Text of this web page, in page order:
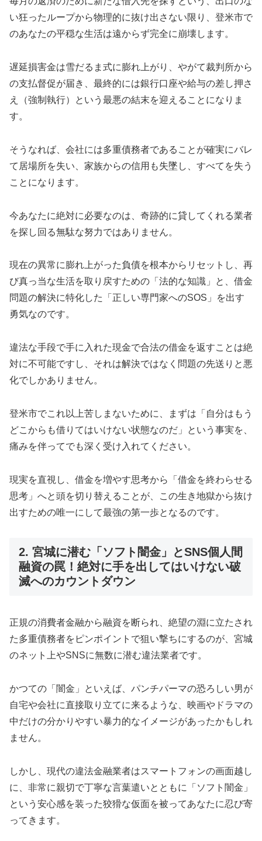
い狂ったループから物理的に抜け出さない限り、登米市で
のあなたの平穏な生活は遠からず完全に崩壊します。
遅延損害金は雪だるま式に膨れ上がり、やがて裁判所から
の支払督促が届き、最終的には銀行口座や給与の差し押さ
え（強制執行）という最悪の結末を迎えることになりま
す。
そうなれば、会社には多重債務者であることが確実にバレ
て居場所を失い、家族からの信用も失墜し、すべてを失う
ことになります。
今あなたに絶対に必要なのは、奇跡的に貸してくれる業者
を探し回る無駄な努力ではありません。
現在の異常に膨れ上がった負債を根本からリセットし、再
び真っ当な生活を取り戻すための「法的な知識」と、借金
問題の解決に特化した「正しい専門家へのSOS」を出す
勇気なのです。
違法な手段で手に入れた現金で合法の借金を返すことは絶
対に不可能ですし、それは解決ではなく問題の先送りと悪
化でしかありません。
登米市でこれ以上苦しまないために、まずは「自分はもう
どこからも借りてはいけない状態なのだ」という事実を、
痛みを伴ってでも深く受け入れてください。
現実を直視し、借金を増やす思考から「借金を終わらせる
思考」へと頭を切り替えることが、この生き地獄から抜け
出すための唯一にして最強の第一歩となるのです。
2. 宮城に潜む「ソフト闇金」とSNS個人間
融資の罠！絶対に手を出してはいけない破
滅へのカウントダウン
正規の消費者金融から融資を断られ、絶望の淵に立たされ
た多重債務者をピンポイントで狙い撃ちにするのが、宮城
のネット上やSNSに無数に潜む違法業者です。
かつての「闇金」といえば、パンチパーマの恐ろしい男が
自宅や会社に直接取り立てに来るような、映画やドラマの
中だけの分かりやすい暴力的なイメージがあったかもしれ
ません。
しかし、現代の違法金融業者はスマートフォンの画面越し
に、非常に親切で丁寧な言葉遣いとともに「ソフト闇金」
という安心感を装った狡猾な仮面を被ってあなたに忍び寄
ってきます。